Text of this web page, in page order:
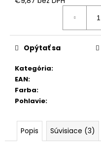
Kategória:
EAN:
Farba:
Pohlavie:
Opýtať sa
Popis Súvisiace (3)